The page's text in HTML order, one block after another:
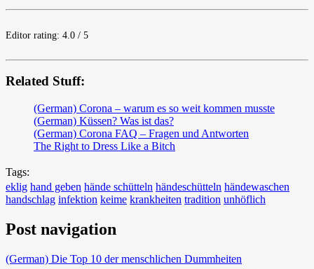
Editor rating: 4.0 / 5
Related Stuff:
(German) Corona – warum es so weit kommen musste
(German) Küssen? Was ist das?
(German) Corona FAQ – Fragen und Antworten
The Right to Dress Like a Bitch
Tags:
eklig hand geben hände schütteln händeschütteln händewaschen
handschlag infektion keime krankheiten tradition unhöflich
Post navigation
(German) Die Top 10 der menschlichen Dummheiten